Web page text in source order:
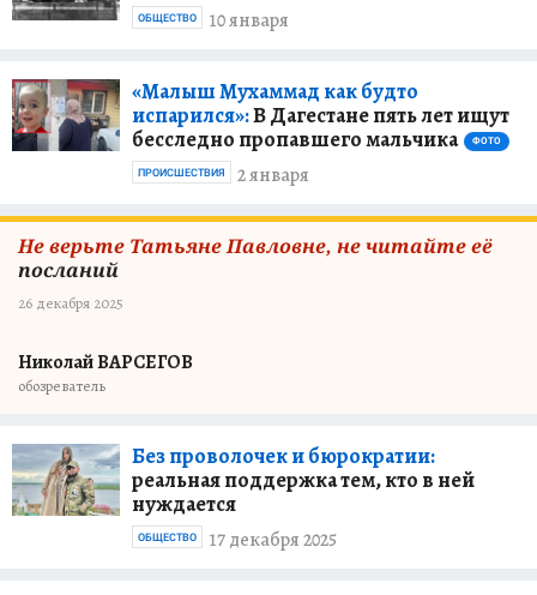
10 января
ОБЩЕСТВО
«Малыш Мухаммад как будто
испарился»:В Дагестане пять лет ищут
бесследно пропавшего мальчика
ФОТО
2 января
ПРОИСШЕСТВИЯ
Не верьте Татьяне Павловне, не читайте её
посланий
26 декабря 2025
Николай ВАРСЕГОВ
обозреватель
Без проволочек и бюрократии:
реальная поддержка тем, кто в ней
нуждается
17 декабря 2025
ОБЩЕСТВО